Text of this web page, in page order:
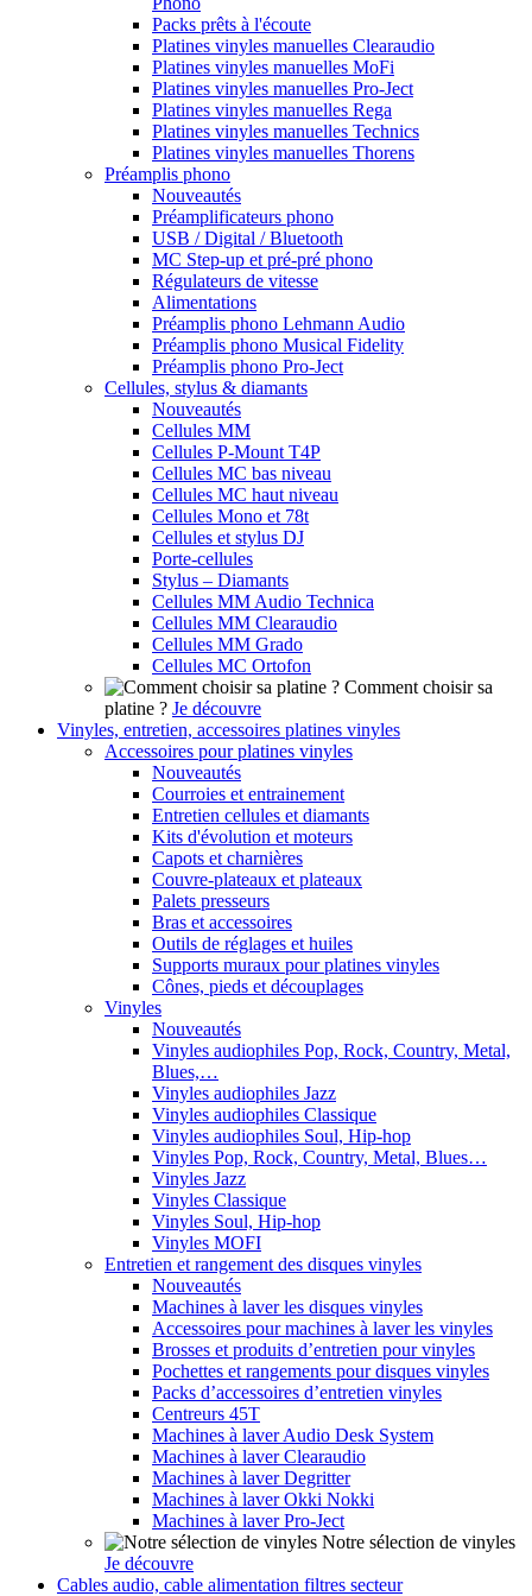
Packs prêts à l'écoute
Platines vinyles manuelles Clearaudio
Platines vinyles manuelles MoFi
Platines vinyles manuelles Pro-Ject
Platines vinyles manuelles Rega
Platines vinyles manuelles Technics
Platines vinyles manuelles Thorens
Préamplis phono
Nouveautés
Préamplificateurs phono
USB / Digital / Bluetooth
MC Step-up et pré-pré phono
Régulateurs de vitesse
Alimentations
Préamplis phono Lehmann Audio
Préamplis phono Musical Fidelity
Préamplis phono Pro-Ject
Cellules, stylus & diamants
Nouveautés
Cellules MM
Cellules P-Mount T4P
Cellules MC bas niveau
Cellules MC haut niveau
Cellules Mono et 78t
Cellules et stylus DJ
Porte-cellules
Stylus – Diamants
Cellules MM Audio Technica
Cellules MM Clearaudio
Cellules MM Grado
Cellules MC Ortofon
Comment choisir sa
platine ? Je découvre
Vinyles, entretien, accessoires platines vinyles
Accessoires pour platines vinyles
Nouveautés
Courroies et entrainement
Entretien cellules et diamants
Kits d'évolution et moteurs
Capots et charnières
Couvre-plateaux et plateaux
Palets presseurs
Bras et accessoires
Outils de réglages et huiles
Supports muraux pour platines vinyles
Cônes, pieds et découplages
Vinyles
Nouveautés
Vinyles audiophiles Pop, Rock, Country, Metal,
Blues,…
Vinyles audiophiles Jazz
Vinyles audiophiles Classique
Vinyles audiophiles Soul, Hip-hop
Vinyles Pop, Rock, Country, Metal, Blues…
Vinyles Jazz
Vinyles Classique
Vinyles Soul, Hip-hop
Vinyles MOFI
Entretien et rangement des disques vinyles
Nouveautés
Machines à laver les disques vinyles
Accessoires pour machines à laver les vinyles
Brosses et produits d’entretien pour vinyles
Pochettes et rangements pour disques vinyles
Packs d’accessoires d’entretien vinyles
Centreurs 45T
Machines à laver Audio Desk System
Machines à laver Clearaudio
Machines à laver Degritter
Machines à laver Okki Nokki
Machines à laver Pro-Ject
Notre sélection de vinyles
Je découvre
Cables audio, cable alimentation filtres secteur